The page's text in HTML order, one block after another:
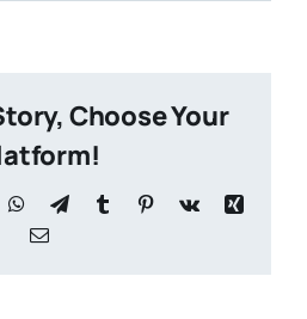
Foto187
Choose Your
WhatsApp
TelegramTumblr Pinterest
Vk
Xing
Correo